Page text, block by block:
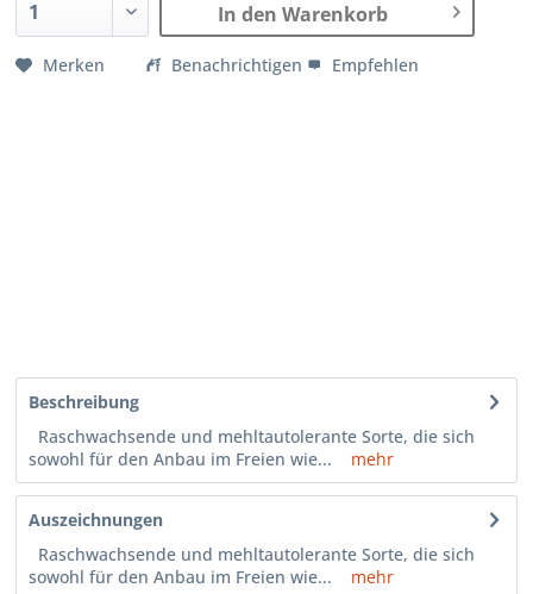
In den Warenkorb
Merken Benachrichtigen Empfehlen
Beschreibung
Raschwachsende und mehltautolerante Sorte, die sich
sowohl für den Anbau im Freien wie...
mehr
Auszeichnungen
Raschwachsende und mehltautolerante Sorte, die sich
sowohl für den Anbau im Freien wie...
mehr